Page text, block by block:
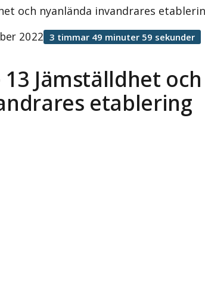
och nyanlända invandrares
Jämställdhet och
etablering
2022 3 timmar 49 minuter 59 sekunder